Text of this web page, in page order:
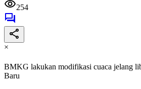
254
×
BMKG lakukan modifikasi cuaca jelang
Baru